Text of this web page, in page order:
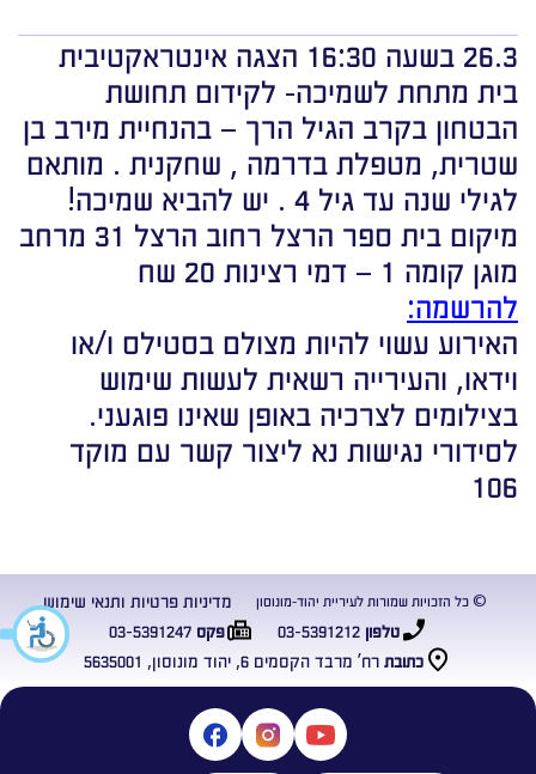
26.3 בשעה 16:30 הצגה אינטראקטיבית
בית מתחת לשמיכה- לקידום תחושת
הבטחון בקרב הגיל הרך – בהנחיית מירב בן
שטרית, מטפלת בדרמה , שחקנית . מותאם
לגילי שנה עד גיל 4 . יש להביא שמיכה!
מיקום בית ספר הרצל רחוב הרצל 31 מרחב
מוגן קומה 1 – דמי רצינות 20 שח
להרשמה:
האירוע עשוי להיות מצולם בסטילס ו/או
וידאו, והעירייה רשאית לעשות שימוש
בצילומים לצרכיה באופן שאינו פוגעני.
לסידורי נגישות נא ליצור קשר עם מוקד
106
כתובת רח’ מרבד הקסמים 6, יהוד מונוסון, 5635001
טלפון03-5391212 פקס03-5391247
© כל הזכויות שמורות לעיריית יהוד-מונוסון מדיניות פרטיות ותנאי שימוש